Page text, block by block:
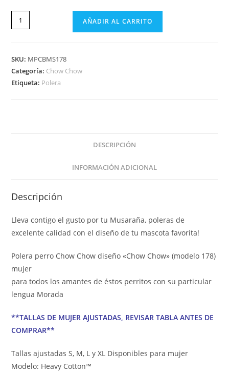
AÑADIR AL CARRITO
SKU: MPCBMS178
Categoría: Chow Chow
Etiqueta: Polera
DESCRIPCIÓN
INFORMACIÓN ADICIONAL
Descripción
Lleva contigo el gusto por tu Musaraña, poleras de
excelente calidad con el diseño de tu mascota favorita!
Polera perro Chow Chow diseño «Chow Chow» (modelo 178)
mujer
para todos los amantes de éstos perritos con su particular
lengua Morada
**TALLAS DE MUJER AJUSTADAS, REVISAR TABLA ANTES DE
COMPRAR**
Tallas ajustadas S, M, L y XL Disponibles para mujer
Modelo: Heavy Cotton™